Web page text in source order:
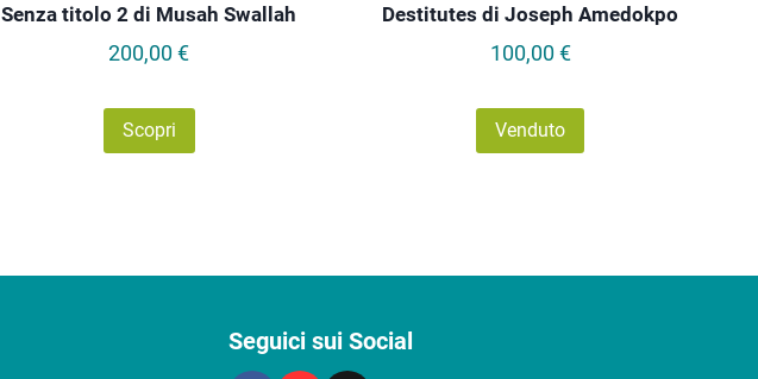
Senza titolo 2 di Musah Swallah
200,00€
Scopri
Destitutes di Joseph Amedokpo
100,00€
Venduto
Seguici sui Social